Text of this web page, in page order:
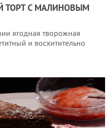
ТОРТ С МАЛИНОВЫМ
ягодная творожная
и восхитительно